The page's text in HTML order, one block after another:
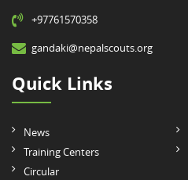
+97761570358
gandaki@nepalscouts.org
Quick Links
News
Training Centers
Circular